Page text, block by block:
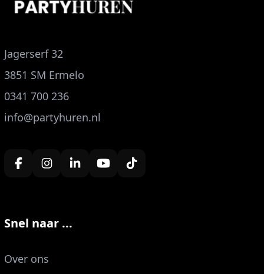
Jagerserf 32
3851 SM Ermelo
0341 700 236
info@partyhuren.nl
Snel naar ...
Over ons